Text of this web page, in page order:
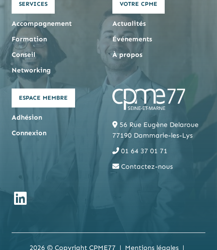
SERVICES
Accompagnement
Formation
Conseil
Networking
VOTRE CPME
Actualités
Événements
À propos
ESPACE MEMBRE
Adhésion
Connexion
56 Rue Eugène Delaroue
77190 Dammarie-les-Lys
01 64 37 01 71
Contactez-nous
2026 © Copyright CPME77 Mentions légales